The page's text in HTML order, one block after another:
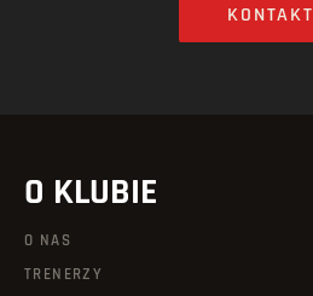
KONTAKT
O KLUBIE
O NAS
TRENERZY